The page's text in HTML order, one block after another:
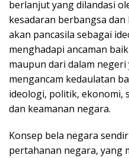
berlanjut yang dilandasi
kesadaran berbangsa
akan pancasila sebagai
menghadapi ancaman
maupun dari dalam
mengancam kedaulatan
ideologi, politik, ekonomi,
dan keamanan negara.
Konsep bela negara
pertahanan negara, yang